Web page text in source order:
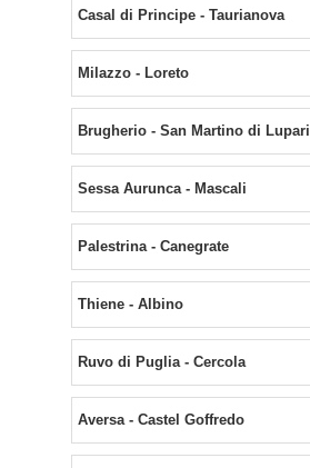
Casal di Principe - Taurianova
Milazzo - Loreto
Brugherio - San Martino di Lupari
Sessa Aurunca - Mascali
Palestrina - Canegrate
Thiene - Albino
Ruvo di Puglia - Cercola
Aversa - Castel Goffredo